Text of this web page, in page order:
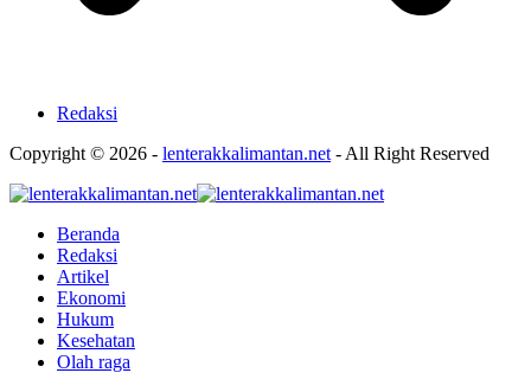
Redaksi
Copyright © 2026 - lenterakkalimantan.net - All Right Reserved
Beranda
Redaksi
Artikel
Ekonomi
Hukum
Kesehatan
Olah raga